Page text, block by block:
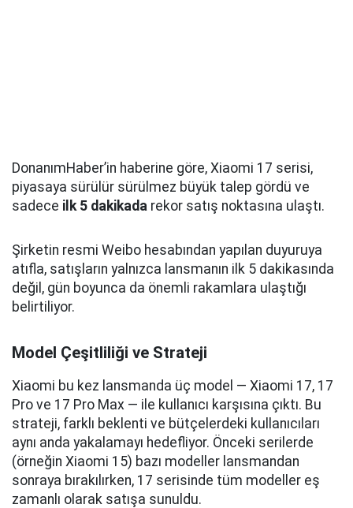
DonanımHaber’in haberine göre, Xiaomi 17 serisi,
piyasaya sürülür sürülmez büyük talep gördü ve
sadece ilk 5 dakikada rekor satış noktasına ulaştı.
Şirketin resmi Weibo hesabından yapılan duyuruya
atıfla, satışların yalnızca lansmanın ilk 5 dakikasında
değil, gün boyunca da önemli rakamlara ulaştığı
belirtiliyor.
Model Çeşitliliği ve Strateji
Xiaomi bu kez lansmanda üç model — Xiaomi 17, 17
Pro ve 17 Pro Max — ile kullanıcı karşısına çıktı. Bu
strateji, farklı beklenti ve bütçelerdeki kullanıcıları
aynı anda yakalamayı hedefliyor. Önceki serilerde
(örneğin Xiaomi 15) bazı modeller lansmandan
sonraya bırakılırken, 17 serisinde tüm modeller eş
zamanlı olarak satışa sunuldu.